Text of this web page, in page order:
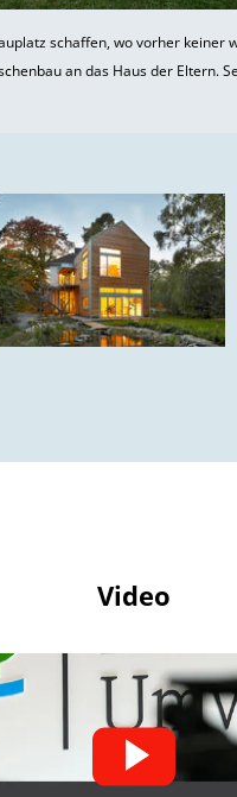
schaffen, wo vorher keiner
an das Haus der Eltern.
Video